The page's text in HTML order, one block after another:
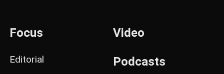
Focus
Editorial
Video
Podcasts